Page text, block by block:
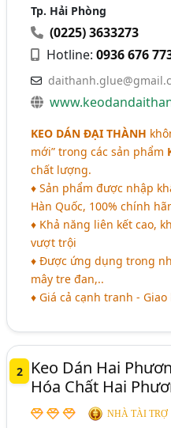
Tp. Hải Phòng
(0225) 3633273
Hotline:0936 676
KEO DÁN ĐẠI THÀNH
mới” trong các sản phẩm
chất lượng.
♦ Sản phẩm được nhập
Hàn Quốc, 100% chính
♦ Khả năng liên kết cao,
vượt trội
♦ Được ứng dụng trong
mây tre đan,..
♦ Giá cả cạnh tranh -
2
Keo Dán Hai
Hóa Chất Hai
NHÀ TÀI TRỢ